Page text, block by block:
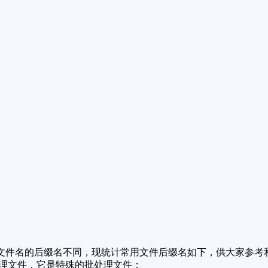
件名的后缀名不同，现统计常用文件后缀名如下，供大家参
件，它是特殊的批处理文件；